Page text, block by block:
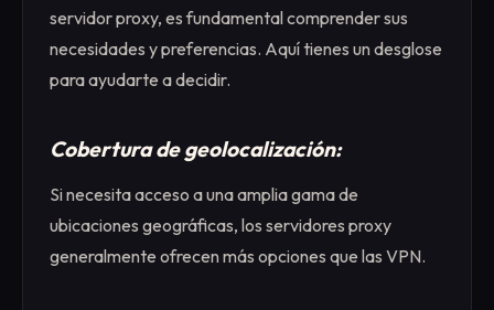
servidor proxy, es fundamental comprender sus
necesidades y preferencias. Aquí tienes un desglose
para ayudarte a decidir.
Cobertura de geolocalización:
Si necesita acceso a una amplia gama de
ubicaciones geográficas, los servidores proxy
generalmente ofrecen más opciones que las VPN.